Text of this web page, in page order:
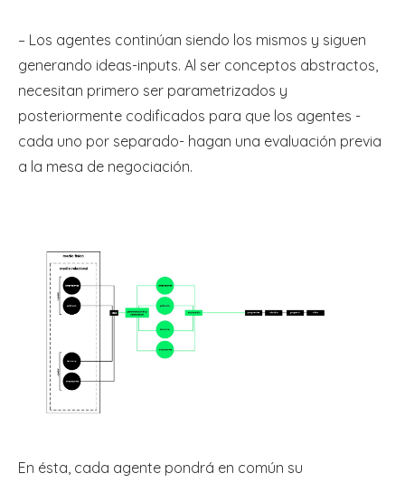
– Los agentes continúan siendo los mismos y siguen
generando ideas-inputs. Al ser conceptos abstractos,
necesitan primero ser parametrizados y
posteriormente codificados para que los agentes -
cada uno por separado- hagan una evaluación previa
a la mesa de negociación.
En ésta, cada agente pondrá en común su